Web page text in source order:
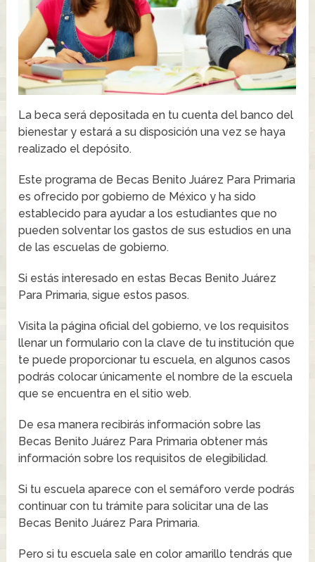
La beca será depositada en tu cuenta del banco del
bienestar y estará a su disposición una vez se haya
realizado el depósito.
Este programa de Becas Benito Juárez Para Primaria
es ofrecido por gobierno de México y ha sido
establecido para ayudar a los estudiantes que no
pueden solventar los gastos de sus estudios en una
de las escuelas de gobierno.
Si estás interesado en estas Becas Benito Juárez
Para Primaria, sigue estos pasos.
Visita la página oficial del gobierno, ve los requisitos
llenar un formulario con la clave de tu institución que
te puede proporcionar tu escuela, en algunos casos
podrás colocar únicamente el nombre de la escuela
que se encuentra en el sitio web.
De esa manera recibirás información sobre las
Becas Benito Juárez Para Primaria obtener más
información sobre los requisitos de elegibilidad.
Si tu escuela aparece con el semáforo verde podrás
continuar con tu trámite para solicitar una de las
Becas Benito Juárez Para Primaria.
Pero si tu escuela sale en color amarillo tendrás que